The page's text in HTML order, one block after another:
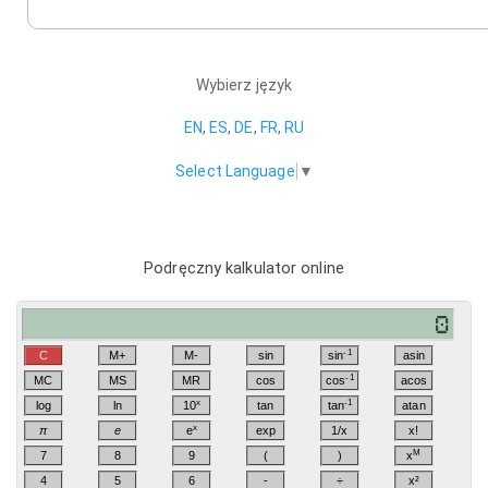
Wybierz język
EN, ES, DE, FR, RU
Select Language ▼
Podręczny kalkulator online
C M+ M- sin sin-1
asin
MC
MS MR cos cos-1
acos
log
ln 10x tan tan-1
atan
π
e ex exp 1/x
x!
7
8 9 ( ) xM
4 5 6 - ÷
x²